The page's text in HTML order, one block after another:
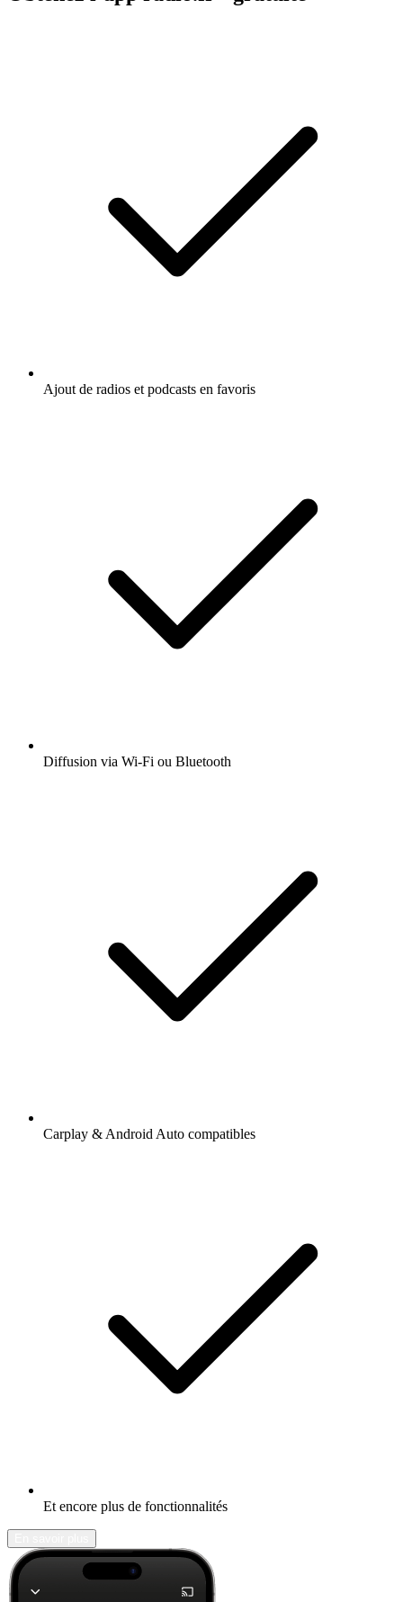
Ajout de radios et podcasts en favoris
Diffusion via Wi-Fi ou Bluetooth
Carplay & Android Auto compatibles
Et encore plus de fonctionnalités